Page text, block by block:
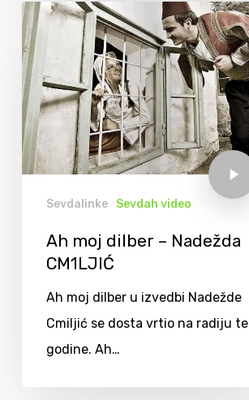
Sevdalinke Sevdah video
Ah moj dilber – Nadežda
CM1LJIĆ
Ah moj dilber u izvedbi Nadežde
Cmiljić se dosta vrtio na radiju te
godine. Ah…